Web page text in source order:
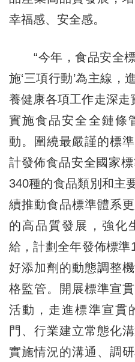
幸福感、安全感。
“今年，食品安全標
施‘三項行動’為主線，
養健康各項工作走深走
實施食品安全全鏈條
動。圍繞最嚴謹的標
計發佈食品安全國家
340種的食品類別和主
續推動食品標準體系
的高品質發展，強化
給，計劃全年發佈標
好添加劑的動態調整
格監管。開展標準宣
活動，走進標準宣貫
門、行業建立常態化
實施情況的溝通、調